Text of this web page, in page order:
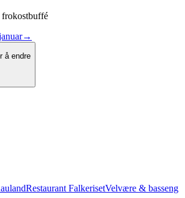
frokostbuffé
→
å endre
Restaurant FalkerisetVelvære & basseng